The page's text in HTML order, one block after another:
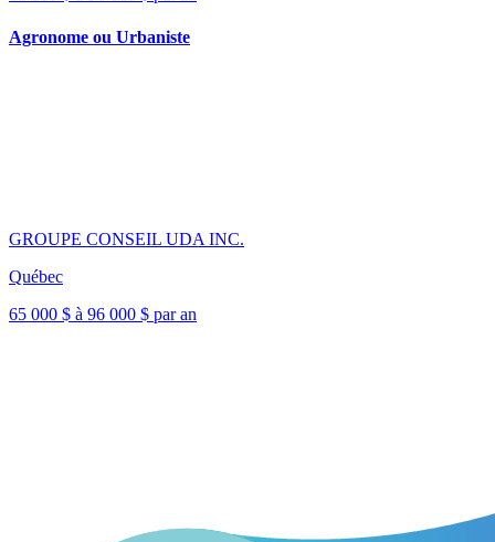
Agronome ou Urbaniste
GROUPE CONSEIL UDA INC.
Québec
65 000 $ à 96 000 $ par an